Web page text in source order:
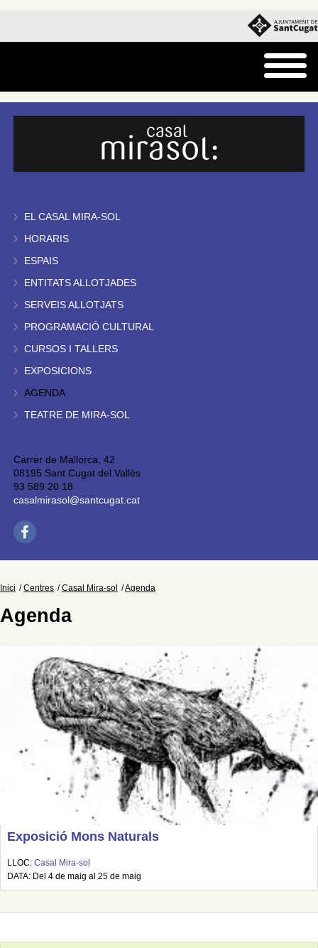
EL CASAL MIRA-SOL
HORARIS
ESPAIS
ENTITATS ALLOTJADES
SERVEIS ALLOTJATS
PROGRAMACIÓ CULTURAL
CURSOS I TALLERS
EXPOSICIONS
AGENDA
TEATRE DE MIRA-SOL
Carrer de Mallorca, 42
08195 Sant Cugat del Vallès
93 589 20 18
casalmirasol@santcugat.cat
Inici Centres Casal Mira-sol Agenda
Agenda
Exposició Mons Naturals
LLOC: Casal Mira-sol
DATA: Del 4 de maig al 25 de maig